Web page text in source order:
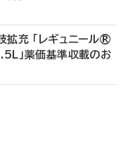
充 「レギュニール®
」薬価基準収載のお